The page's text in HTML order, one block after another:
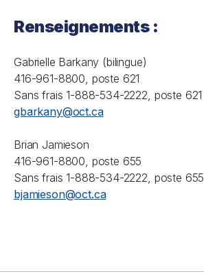
Renseignements :
Gabrielle Barkany (bilingue)
416-961-8800, poste 621
Sans frais 1-888-534-2222, poste 621
gbarkany@oct.ca
Brian Jamieson
416-961-8800, poste 655
Sans frais 1-888-534-2222, poste 655
bjamieson@oct.ca